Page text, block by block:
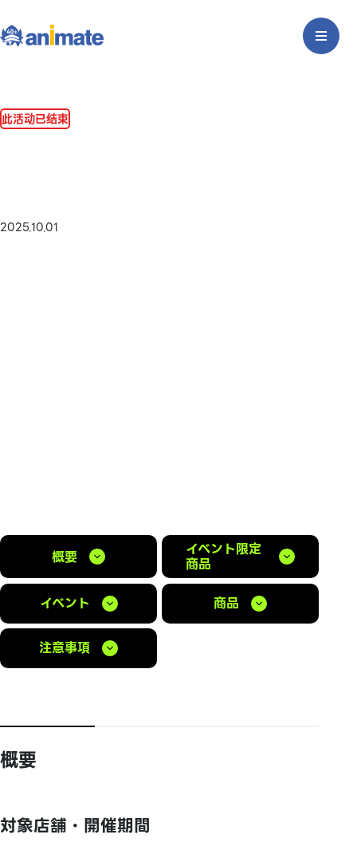
此活动已结束
2025.10.01
概要 イベント限定
商品
イベント
商品
注意事項
概要
対象店舗・開催期間